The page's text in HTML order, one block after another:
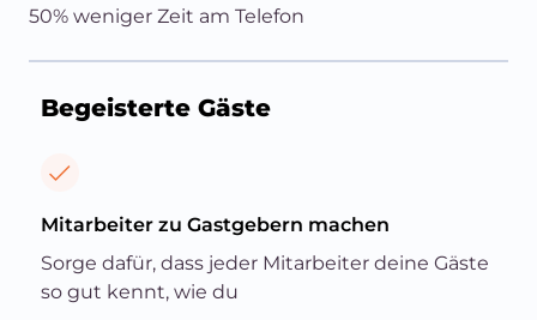
50% weniger Zeit am Telefon
Begeisterte Gäste
Mitarbeiter zu Gastgebern machen
Sorge dafür, dass jeder Mitarbeiter deine Gäste
so gut kennt, wie du